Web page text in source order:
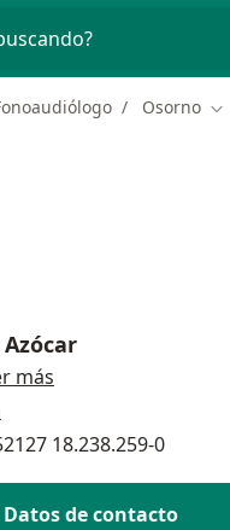
Osorno
más
18.238.259-0
Datos de contacto